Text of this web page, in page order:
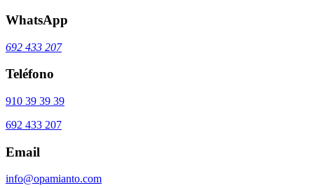
WhatsApp
692 433 207
Teléfono
910 39 39 39
692 433 207
Email
info@opamianto.com